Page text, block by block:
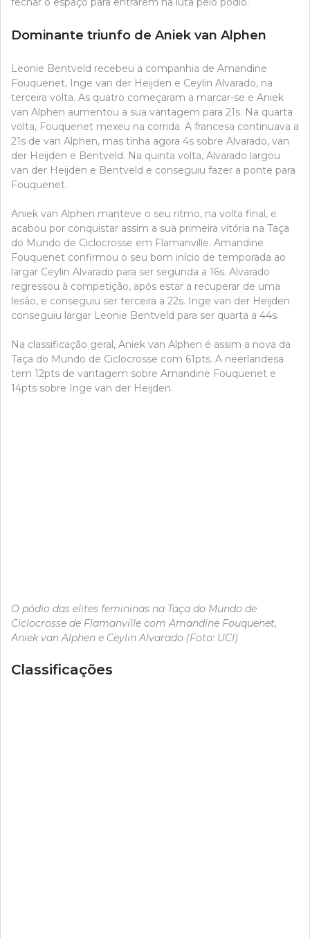
Dominante triunfo de Aniek van Alphen
Leonie Bentveld recebeu a companhia de Amandine
Fouquenet, Inge van der Heijden e Ceylin Alvarado, na
terceira volta. As quatro começaram a marcar-se e Aniek
van Alphen aumentou a sua vantagem para 21s. Na quarta
volta, Fouquenet mexeu na corrida. A francesa continuava a
21s de van Alphen, mas tinha agora 4s sobre Alvarado, van
der Heijden e Bentveld. Na quinta volta, Alvarado largou
van der Heijden e Bentveld e conseguiu fazer a ponte para
Fouquenet.
Aniek van Alphen manteve o seu ritmo, na volta final, e
acabou por conquistar assim a sua primeira vitória na Taça
do Mundo de Ciclocrosse em Flamanville. Amandine
Fouquenet confirmou o seu bom início de temporada ao
largar Ceylin Alvarado para ser segunda a 16s. Alvarado
regressou à competição, após estar a recuperar de uma
lesão, e conseguiu ser terceira a 22s. Inge van der Heijden
conseguiu largar Leonie Bentveld para ser quarta a 44s.
Na classificação geral, Aniek van Alphen é assim a nova da
Taça do Mundo de Ciclocrosse com 61pts. A neerlandesa
tem 12pts de vantagem sobre Amandine Fouquenet e
14pts sobre Inge van der Heijden.
O pódio das elites femininas na Taça do Mundo de
Ciclocrosse de Flamanville com Amandine Fouquenet,
Aniek van Alphen e Ceylin Alvarado (Foto: UCI)
Classificações